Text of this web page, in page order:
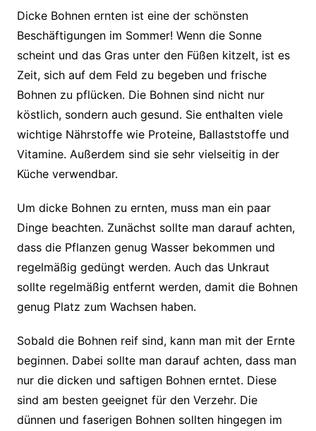
Dicke Bohnen ernten ist eine der schönsten
Beschäftigungen im Sommer! Wenn die Sonne
scheint und das Gras unter den Füßen kitzelt, ist es
Zeit, sich auf dem Feld zu begeben und frische
Bohnen zu pflücken. Die Bohnen sind nicht nur
köstlich, sondern auch gesund. Sie enthalten viele
wichtige Nährstoffe wie Proteine, Ballaststoffe und
Vitamine. Außerdem sind sie sehr vielseitig in der
Küche verwendbar.
Um dicke Bohnen zu ernten, muss man ein paar
Dinge beachten. Zunächst sollte man darauf achten,
dass die Pflanzen genug Wasser bekommen und
regelmäßig gedüngt werden. Auch das Unkraut
sollte regelmäßig entfernt werden, damit die Bohnen
genug Platz zum Wachsen haben.
Sobald die Bohnen reif sind, kann man mit der Ernte
beginnen. Dabei sollte man darauf achten, dass man
nur die dicken und saftigen Bohnen erntet. Diese
sind am besten geeignet für den Verzehr. Die
dünnen und faserigen Bohnen sollten hingegen im